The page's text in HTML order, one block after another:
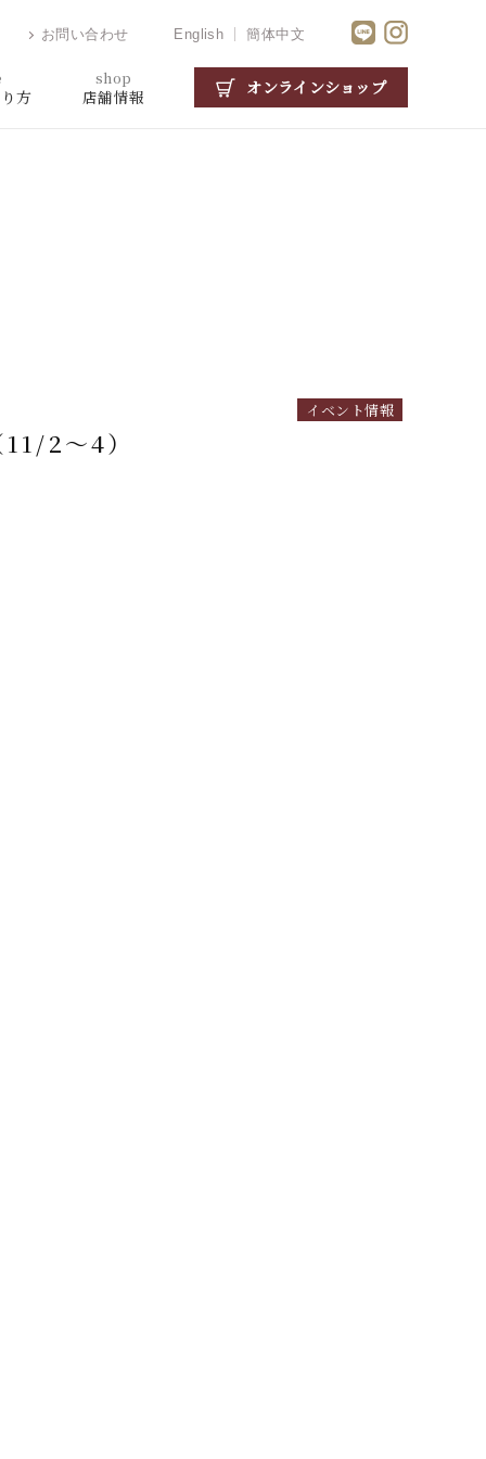
お問い合わせ English 簡体中文
方
shop
店舗情報 オンラインショップ
2～4）
イベント情報